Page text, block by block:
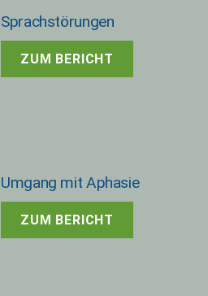
Sprachstörungen
ZUM BERICHT
Umgang mit Aphasie
ZUM BERICHT